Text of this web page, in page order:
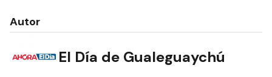
Autor
El Día de Gualeguaychú